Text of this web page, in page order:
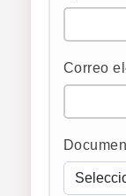
Correo